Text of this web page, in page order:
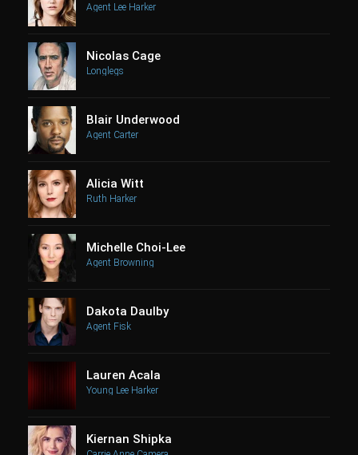
Agent Lee Harker
Nicolas Cage
Longlegs
Blair Underwood
Agent Carter
Alicia Witt
Ruth Harker
Michelle Choi-Lee
Agent Browning
Dakota Daulby
Agent Fisk
Lauren Acala
Young Lee Harker
Kiernan Shipka